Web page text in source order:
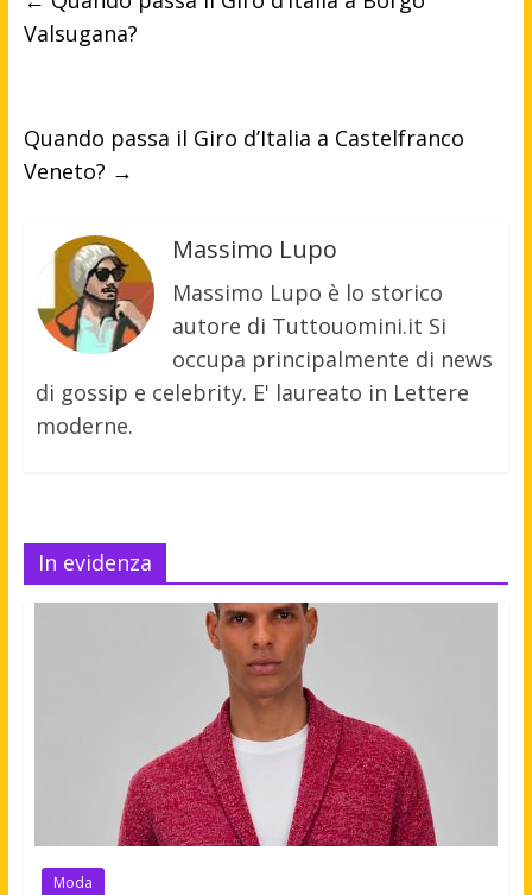
Valsugana?
Quando passa il Giro d’Italia a Castelfranco
Veneto? →
Massimo Lupo
Massimo Lupo è lo storico
autore di Tuttouomini.it Si
occupa principalmente di news
di gossip e celebrity. E' laureato in Lettere
moderne.
In evidenza
Moda